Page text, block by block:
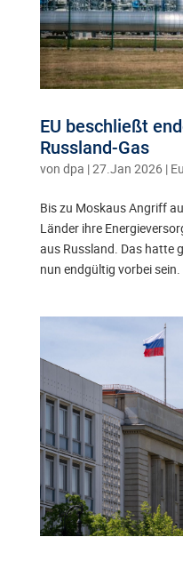
EU beschließt
Russland-Gas
von dpa |27.Jan 2026 |
Bis zu Moskaus Angriff
Länder ihre
aus Russland. Das hatte
nun endgültig vorbei sein.